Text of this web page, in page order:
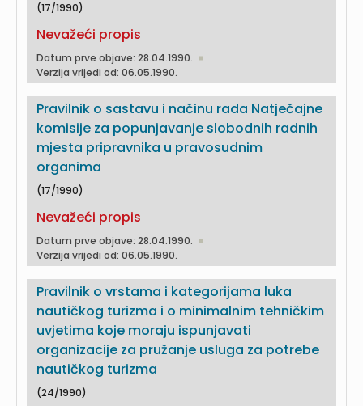
(17/1990)
Nevažeći propis
Datum prve objave: 28.04.1990.
Verzija vrijedi od: 06.05.1990.
Pravilnik o sastavu i načinu rada Natječajne
komisije za popunjavanje slobodnih radnih
mjesta pripravnika u pravosudnim
organima
(17/1990)
Nevažeći propis
Datum prve objave: 28.04.1990.
Verzija vrijedi od: 06.05.1990.
Pravilnik o vrstama i kategorijama luka
nautičkog turizma i o minimalnim tehničkim
uvjetima koje moraju ispunjavati
organizacije za pružanje usluga za potrebe
nautičkog turizma
(24/1990)